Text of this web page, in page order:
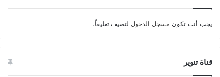
يجب أنت تكون مسجل الدخول لتضيف تعليقاً.
قناة تنوير